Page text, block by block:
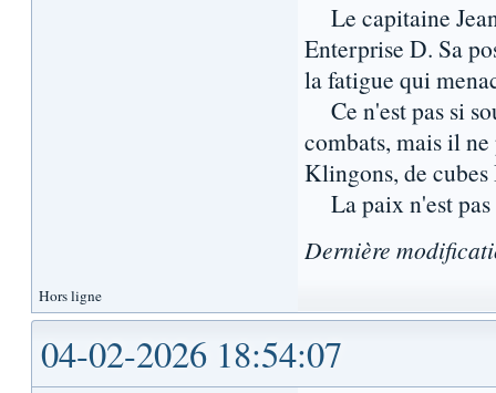
Le capitaine
Enterprise D. Sa
la fatigue qui
Ce n'est pas si
combats, mais il
Klingons, de cubes
La paix n'est pas
Dernière
Hors ligne
04-02-2026 18:54:07